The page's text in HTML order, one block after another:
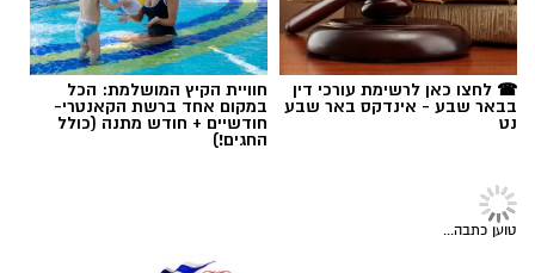
תגים:שמעון טובול
חוויית הקיץ המושלמת: הכל
חדשות